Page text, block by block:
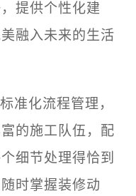
提供个性化建
融入未来的生活
准化流程管理，
的施工队伍，配
细节处理得恰到
时掌握装修动